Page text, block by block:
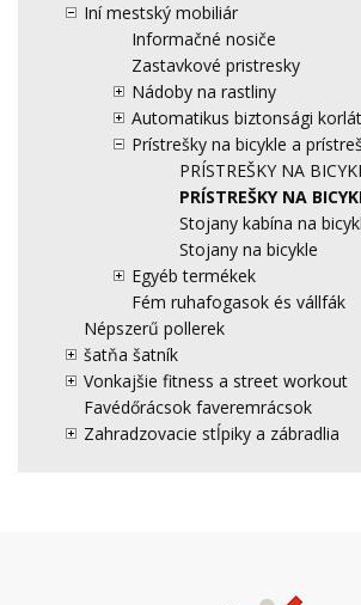
Iní mestský mobiliár
Informačné nosiče
Zastavkové pristresky
Nádoby na rastliny
Automatikus biztonsági
Prístrešky na bicykle a
PRÍSTREŠKY NA
PRÍSTREŠKY NA
Stojany kabína na
Stojany na bicykle
Egyéb termékek
Fém ruhafogasok és vállfák
Népszerű pollerek
šatňa šatník
Vonkajšie fitness a street workout
Favédőrácsok faveremrácsok
Zahradzovacie stĺpiky a zábradlia